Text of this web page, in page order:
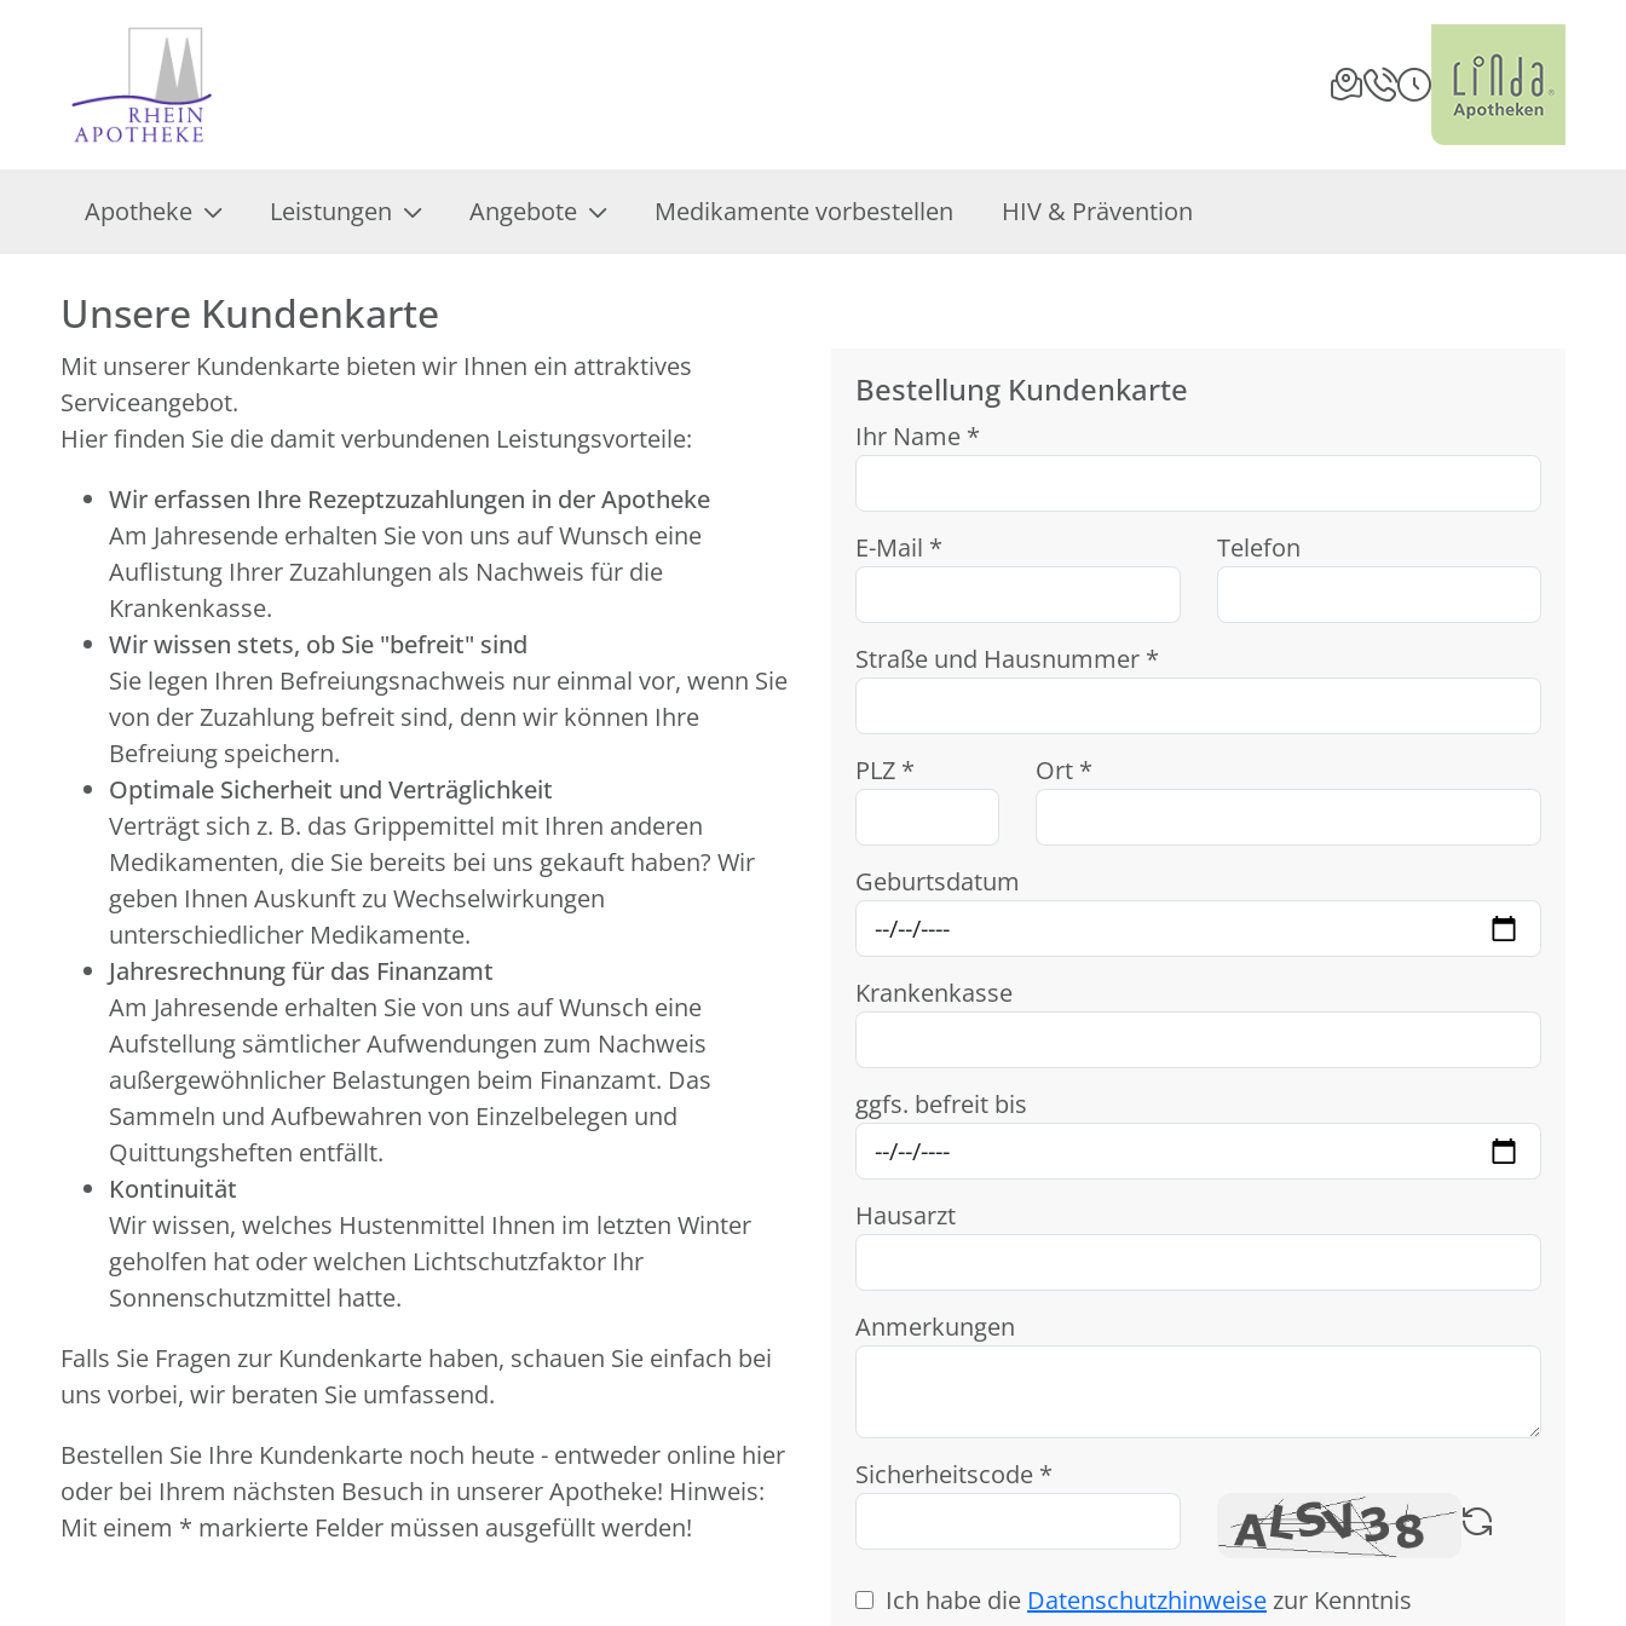
Apotheke Leistungen Angebote Medikamente vorbestellen HIV & Prävention
Unsere Kundenkarte
Mit unserer Kundenkarte bieten wir Ihnen ein attraktives
Serviceangebot.
Hier finden Sie die damit verbundenen Leistungsvorteile:
Wir erfassen Ihre Rezeptzuzahlungen in der Apotheke
Am Jahresende erhalten Sie von uns auf Wunsch eine
Auflistung Ihrer Zuzahlungen als Nachweis für die
Krankenkasse.
Wir wissen stets, ob Sie "befreit" sind
Sie legen Ihren Befreiungsnachweis nur einmal vor, wenn Sie
von der Zuzahlung befreit sind, denn wir können Ihre
Befreiung speichern.
Optimale Sicherheit und Verträglichkeit
Verträgt sich z. B. das Grippemittel mit Ihren anderen
Medikamenten, die Sie bereits bei uns gekauft haben? Wir
geben Ihnen Auskunft zu Wechselwirkungen
unterschiedlicher Medikamente.
Jahresrechnung für das Finanzamt
Am Jahresende erhalten Sie von uns auf Wunsch eine
Aufstellung sämtlicher Aufwendungen zum Nachweis
außergewöhnlicher Belastungen beim Finanzamt. Das
Sammeln und Aufbewahren von Einzelbelegen und
Quittungsheften entfällt.
Kontinuität
Wir wissen, welches Hustenmittel Ihnen im letzten Winter
geholfen hat oder welchen Lichtschutzfaktor Ihr
Sonnenschutzmittel hatte.
Falls Sie Fragen zur Kundenkarte haben, schauen Sie einfach bei
uns vorbei, wir beraten Sie umfassend.
Bestellen Sie Ihre Kundenkarte noch heute - entweder online hier
oder bei Ihrem nächsten Besuch in unserer Apotheke! Hinweis:
Mit einem * markierte Felder müssen ausgefüllt werden!
Bestellung Kundenkarte
Ihr Name *
E-Mail * Telefon
Straße und Hausnummer *
PLZ * Ort *
Geburtsdatum
Krankenkasse
ggfs. befreit bis
Hausarzt
Anmerkungen
Sicherheitscode *
Ich habe die Datenschutzhinweisezur Kenntnis